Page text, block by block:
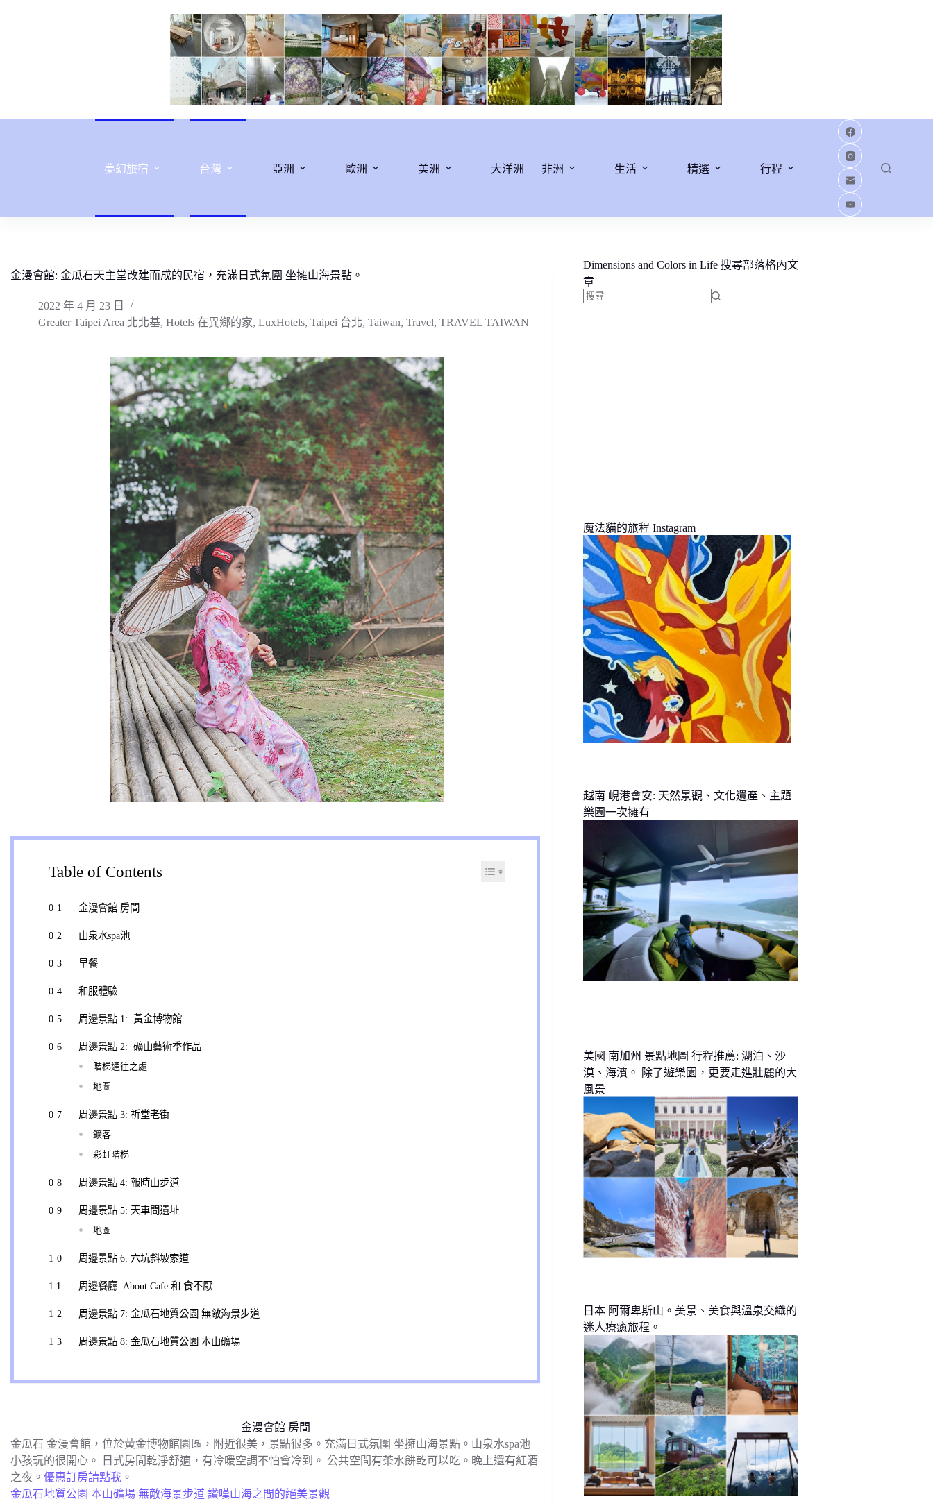
夢幻旅宿 台灣 亞洲 歐洲 美洲 大洋洲 非洲 生活 精選 行程
金漫會館: 金瓜石天主堂改建而成的民宿，充滿日式氛圍 坐擁山海景點。
2022 年 4 月 23 日
Greater Taipei Area 北北基, Hotels 在異鄉的家, LuxHotels, Taipei 台北, Taiwan, Travel, TRAVEL TAIWAN
Table of Contents
金漫會館 房間
山泉水spa池
早餐
和服體驗
周邊景點 1: 黃金博物館
周邊景點 2: 礦山藝術季作品
階梯通往之處
地圖
周邊景點 3: 祈堂老街
鑛客
彩虹階梯
周邊景點 4: 報時山步道
周邊景點 5: 天車間遺址
地圖
周邊景點 6: 六坑斜坡索道
周邊餐廳: About Cafe 和 食不厭
周邊景點 7: 金瓜石地質公園 無敵海景步道
周邊景點 8: 金瓜石地質公園 本山礦場
金漫會館 房間
金瓜石 金漫會館，位於黃金博物館園區，附近很美，景點很多。充滿日式氛圍 坐擁山海景點。山泉水spa池
小孩玩的很開心。 日式房間乾淨舒適，有冷暖空調不怕會冷到。 公共空間有茶水餅乾可以吃。晚上還有紅酒
之夜。 優惠訂房請點我 。
金瓜石地質公園 本山礦場 無敵海景步道 讚嘆山海之間的絕美景觀
Dimensions and Colors in Life 搜尋部落格內文
章
魔法貓的旅程 Instagram
越南 峴港會安: 天然景觀、文化遺產、主題
樂園一次擁有
美國 南加州 景點地圖 行程推薦: 湖泊、沙
漠、海濱。 除了遊樂園，更要走進壯麗的大
風景
日本 阿爾卑斯山。美景、美食與溫泉交織的
迷人療癒旅程。